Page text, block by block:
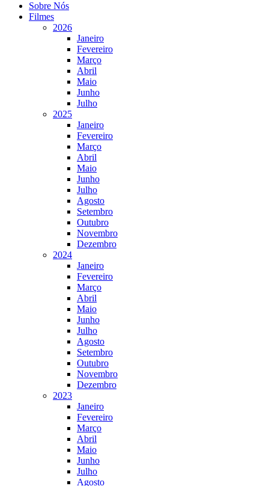
Sobre Nós
Filmes
2026
Janeiro
Fevereiro
Março
Abril
Maio
Junho
Julho
2025
Janeiro
Fevereiro
Março
Abril
Maio
Junho
Julho
Agosto
Setembro
Outubro
Novembro
Dezembro
2024
Janeiro
Fevereiro
Março
Abril
Maio
Junho
Julho
Agosto
Setembro
Outubro
Novembro
Dezembro
2023
Janeiro
Fevereiro
Março
Abril
Maio
Junho
Julho
Agosto